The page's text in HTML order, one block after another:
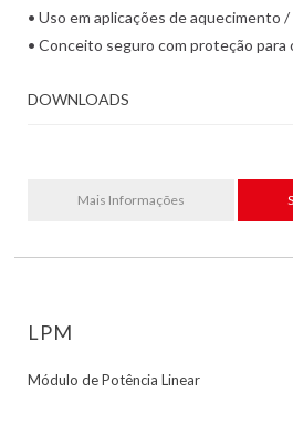
• Uso em aplicações de aquecimento
• Conceito seguro com proteção para
DOWNLOADS
Mais Informações
LPM
Módulo de Potência Linear